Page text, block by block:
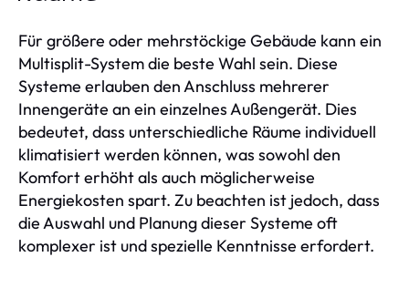
Für größere oder mehrstöckige Gebäude kann ein
Multisplit-System die beste Wahl sein. Diese
Systeme erlauben den Anschluss mehrerer
Innengeräte an ein einzelnes Außengerät. Dies
bedeutet, dass unterschiedliche Räume individuell
klimatisiert werden können, was sowohl den
Komfort erhöht als auch möglicherweise
Energiekosten spart. Zu beachten ist jedoch, dass
die Auswahl und Planung dieser Systeme oft
komplexer ist und spezielle Kenntnisse erfordert.